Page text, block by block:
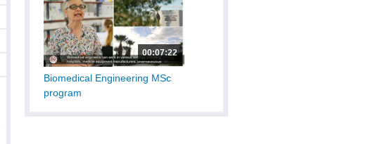
00:07:22
Biomedical Engineering MSc
program